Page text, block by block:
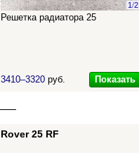
1/2
Решетка радиатора 25
3410–3320 руб. Показать
Rover 25 RF